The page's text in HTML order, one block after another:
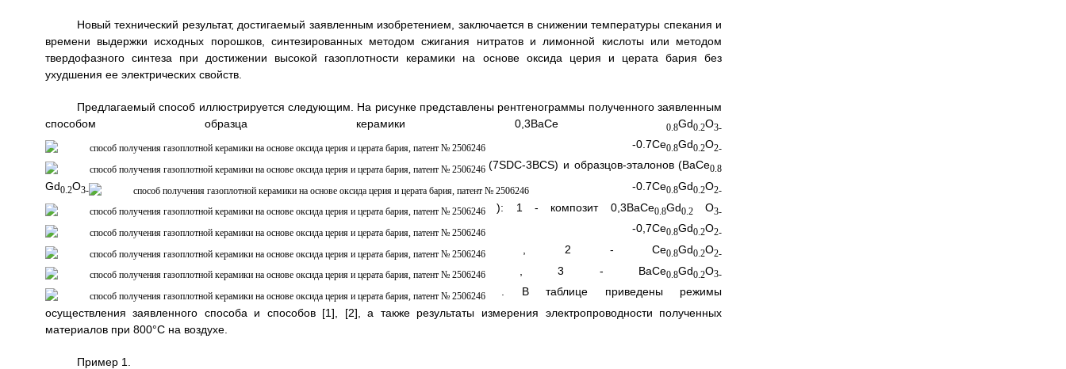
Новый технический результат, достигаемый заявленным изобретением, заключается в снижении температуры спекания и
времени выдержки исходных порошков, синтезированных методом сжигания нитратов и лимонной кислоты или методом
твердофазного синтеза при достижении высокой газоплотности керамики на основе оксида церия и церата бария без
ухудшения ее электрических свойств.
Предлагаемый способ иллюстрируется следующим. На рисунке представлены рентгенограммы полученного заявленным
способом образца керамики 0,3BaCe0.8Gd0.2O3-
-0.7Ce0.8Gd0.2O2-
(7SDC-3BCS) и образцов-эталонов (BaCe0.8
Gd0.2O3- -0.7Ce0.8Gd0.2O2-
): 1 - композит 0,3BaCe0.8Gd0.2O3-
-0,7Ce0.8Gd0.2O2-
, 2 - Ce0.8Gd0.2O2-
, 3 - BaCe0.8Gd0.2O3-
. В таблице приведены режимы
осуществления заявленного способа и способов [1], [2], а также результаты измерения электропроводности полученных
материалов при 800°С на воздухе.
Пример 1.